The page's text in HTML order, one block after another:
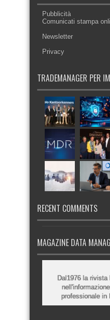
Pubblicità
Comunicati stampa
Newsletter
Privacy
TRADEMANAGER PER
RECENT COMMENTS
MAGAZINE DATA
Dal1976 la rivista
professionale in